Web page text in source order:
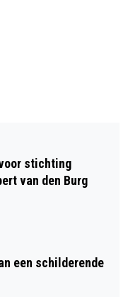
ANDERS
stichting
van den Burg
een schilderende